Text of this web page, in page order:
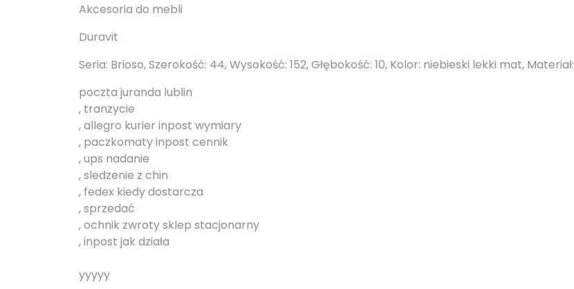
Akcesoria do mebli
Duravit
Seria: Brioso, Szerokość: 44, Wysokość: 152, Głębokość: 10, Kolor: niebieski lekki mat, Materiał:
poczta juranda lublin
, tranzycie
, allegro kurier inpost wymiary
, paczkomaty inpost cennik
, ups nadanie
, sledzenie z chin
, fedex kiedy dostarcza
, sprzedać
, ochnik zwroty sklep stacjonarny
, inpost jak działa
yyyyy